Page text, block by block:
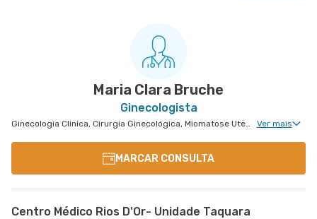
Maria Clara Bruche
Ginecologista
Ginecologia Clinica, Cirurgia Ginecológica, Miomatose Uterina(Miomas), Ginecologia Videohisteroscopia Ver mais
MARCAR CONSULTA
Centro Médico Rios D'Or- Unidade Taquara